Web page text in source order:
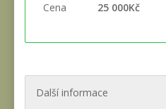
Cena 25 000Kč
Další informace